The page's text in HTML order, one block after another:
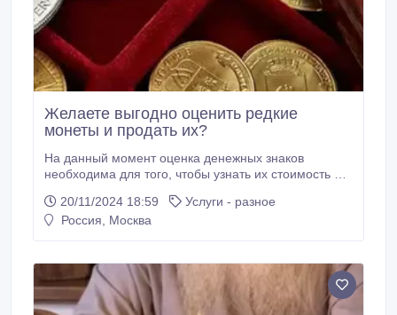
Желаете выгодно оценить редкие
монеты и продать их?
На данный момент оценка денежных знаков
необходима для того, чтобы узнать их стоимость на
эту процессу коллекционеры, продавцы и
инвесторы прекрасно понимают, насколько ценной
ограниченными тиражами или же имеют
оригинальные признаки, что делает их наиболее
ценными.
20/11/2024 18:59
Услуги - разное
Россия, Москва